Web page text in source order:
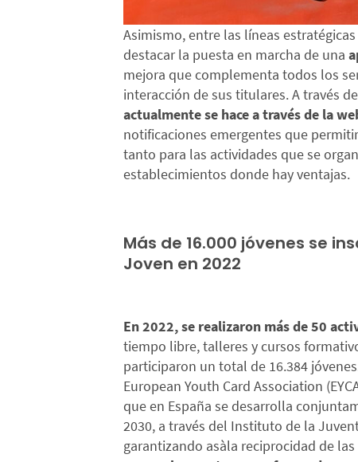
Asimismo, entre las líneas
destacar la puesta en marcha de una
mejora que complementa todos los
interacción de sus titulares. A través
actualmente se hace a través de la
notificaciones emergentes que
tanto para las actividades que se
establecimientos donde hay ventajas.
Más de 16.000 jóvenes se
Joven en 2022
En 2022, se realizaron más de 50
tiempo libre, talleres y cursos
participaron un total de 16.384
European Youth Card Association
que en España se desarrolla
2030, a través del Instituto de la
garantizando asàla reciprocidad de